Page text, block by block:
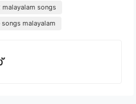
malayalam songs
malayalam